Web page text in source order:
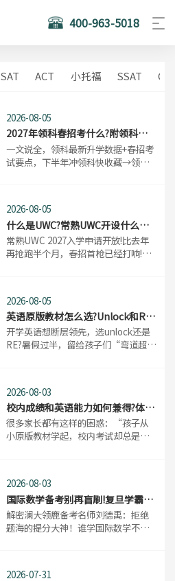
400-963-5018
SAT ACT 小托福 SSAT
2026-08-05
2027年领科春招考什么?附领科
2026届升学成果复盘
​一文说全，领科最新升学数据+春招考
试要点，下半年冲领科快收藏→领科
2026-08-05
什么是UWC?常熟UWC开设什么课
程体系?附常熟UWC申请时间线
​常熟UWC 2027入学申请开放!比去年
再抢跑半个月，春招首枪已经打响!📢
月。
2026-08-05
英语原版教材怎么选?Unlock和RE
到底该选哪套?
​开学英语想断层领先，选unlock还是
RE?暑假过半，留给孩子们“弯道超
定位真的不一样。选对了是事半功倍
2026-08-03
校内成绩和英语能力如何兼得?体制
内+体制外原版学习路线全解析
​很多家长都有这样的困惑：“孩子从
小原版教材学起，校内考试却总是差
Up、Think、Unlock、Reading
Explorer……
2026-08-03
国际数学备考别再盲刷!复旦学霸老
师教你精准提分
​解密澜大领鹿备考名师刘德禹：拒绝
题海的提分大神！谁学国际数学不崩
2026-07-31